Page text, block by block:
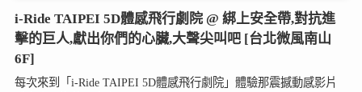
i-Ride TAIPEI 5D體感飛行劇院 @ 綁上安全帶,對抗進
擊的巨人,獻出你們的心臟,大聲尖叫吧 [台北微風南山
6F]
每次來到「i-Ride TAIPEI 5D體感飛行劇院」體驗那震撼動感影片